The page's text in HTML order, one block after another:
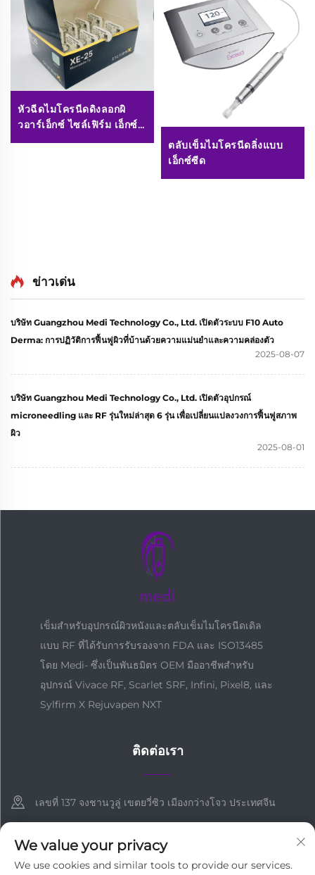
หัวฉีดไมโครนีดดิงลอกผิ
วอาร์เอ็กซ์ ไซล์เฟิร์ม เอ็กซ์
อี-25
ตลับเข็มไมโครนีดลิ่งแบบ
เอ็กซ์ซีด
ข่าวเด่น
บริษัท Guangzhou Medi Technology Co., Ltd. เปิดตัวระบบ F10 Auto
Derma: การปฏิวัติการฟื้นฟูผิวที่บ้านด้วยความแม่นยำและความคล่องตัว
2025-08-07
บริษัท Guangzhou Medi Technology Co., Ltd. เปิดตัวอุปกรณ์
microneedling และ RF รุ่นใหม่ล่าสุด 6 รุ่น เพื่อเปลี่ยนแปลงวงการฟื้นฟูสภาพ
ผิว
2025-08-01
เข็มสำหรับอุปกรณ์ผิวหนังและตลับเข็มไมโครนีดเดิล
แบบ RF ที่ได้รับการรับรองจาก FDA และ ISO13485
โดย Medi- ซึ่งเป็นพันธมิตร OEM มืออาชีพสำหรับ
อุปกรณ์ Vivace RF, Scarlet SRF, Infini, Pixel8, และ
Sylfirm X Rejuvapen NXT
ติดต่อเรา
เลขที่ 137 จงชานวูลู่ เขตยวี่ซิว เมืองกว่างโจว ประเทศจีน
[email protected]
We value your privacy
We use cookies and similar tools to provide our services.